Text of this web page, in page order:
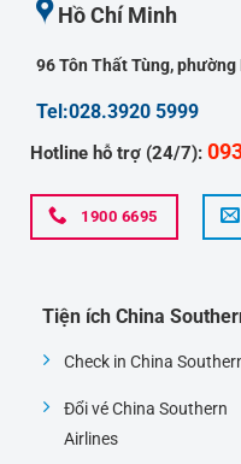
Hồ Chí Minh
96 Tôn Thất Tùng,
Tel:028.3920 5999
Hotline hỗ trợ (24/7):
1900 6695
Tiện ích China
Check in China
Đổi vé China Southern
Airlines